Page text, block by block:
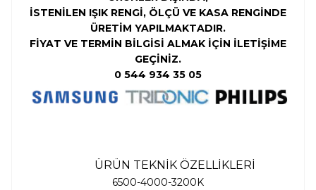
İSTENİLEN IŞIK RENGİ, ÖLÇÜ VE KASA RENGİNDE
ÜRETİM YAPILMAKTADIR.
FİYAT VE TERMİN BİLGİSİ ALMAK İÇİN İLETİŞİME
GEÇİNİZ.
0 544 934 35 05
ÜRÜN TEKNİK ÖZELLİKLERİ
6500-4000-3200K